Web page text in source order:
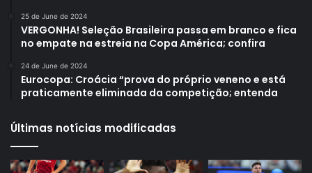
25 de June de 2024
VERGONHA! Seleção Brasileira passa em branco e fica
no empate na estreia na Copa América; confira
24 de June de 2024
Eurocopa: Croácia “prova do próprio veneno e está
praticamente eliminada da competição; entenda
Últimas notícias modificadas